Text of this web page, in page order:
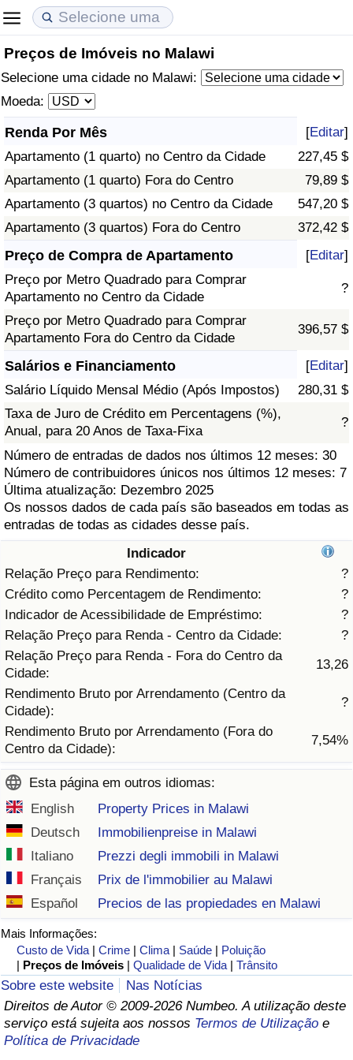
Preços de Imóveis no Malawi
Selecione uma cidade no Malawi:
Moeda:
Renda Por Mês [Editar]
Apartamento (1 quarto) no Centro da Cidade
227,45 $
Apartamento (1 quarto) Fora do Centro
79,89 $
Apartamento (3 quartos) no Centro da Cidade
547,20 $
Apartamento (3 quartos) Fora do Centro
372,42 $
Preço de Compra de Apartamento [Editar]
Preço por Metro Quadrado para Comprar
Apartamento no Centro da Cidade
?
Preço por Metro Quadrado para Comprar
Apartamento Fora do Centro da Cidade
396,57 $
Salários e Financiamento [Editar]
Salário Líquido Mensal Médio (Após Impostos)
280,31 $
Taxa de Juro de Crédito em Percentagens (%),
Anual, para 20 Anos de Taxa-Fixa
?
Número de entradas de dados nos últimos 12 meses: 30
Número de contribuidores únicos nos últimos 12 meses: 7
Última atualização: Dezembro 2025
Os nossos dados de cada país são baseados em todas as
entradas de todas as cidades desse país.
Indicador
Relação Preço para Rendimento:
?
Crédito como Percentagem de Rendimento:
?
Indicador de Acessibilidade de Empréstimo:
?
Relação Preço para Renda - Centro da Cidade:
?
Relação Preço para Renda - Fora do Centro da
Cidade:
13,26
Rendimento Bruto por Arrendamento (Centro da
Cidade):
?
Rendimento Bruto por Arrendamento (Fora do
Centro da Cidade):
7,54%
Esta página em outros idiomas:
English
Property Prices in Malawi
Deutsch
Immobilienpreise in Malawi
Italiano
Prezzi degli immobili in Malawi
Français
Prix de l'immobilier au Malawi
Español
Precios de las propiedades en Malawi
Mais Informações:
Custo de Vida |Crime |Clima | Saúde | Poluição
| Preços de Imóveis |Qualidade de Vida |Trânsito
Sobre este website
Nas Notícias
Direitos de Autor © 2009-2026 Numbeo. A utilização deste
serviço está sujeita aos nossos Termos de Utilização e
Política de Privacidade
Custo de Vida
Indicador de Custo de Vida (Atual)
Indicador de Custo de Vida
Indicador de Custo de Vida Por País
em Aqaba
Preços de Imóveis
Indicador de Preços de Imóveis (Atual)
Indicador de Preços de Imóveis
Indicador de Preços de Imóveis por País
Qualidade de Vida
Indicador de Qualidade de Vida
Indicador de Qualidade de Vida (Atual)
Índice de qualidade de vida por país
Crime
Taxa do Indicador de Crime (Atual)
Indicador de Crime
Índice de criminalidade por país
Saúde
Indicador de Saúde (Atual)
Indicador de Saúde
Indicador de Saúde por País
Poluição
Indicador de Poluição (Atual)
Índice de poluição
Indicador de Poluição por País
Trânsito
Indicador de Trânsito
Indicador de Trânsito (Atual)
Indicador de Trânsito por País